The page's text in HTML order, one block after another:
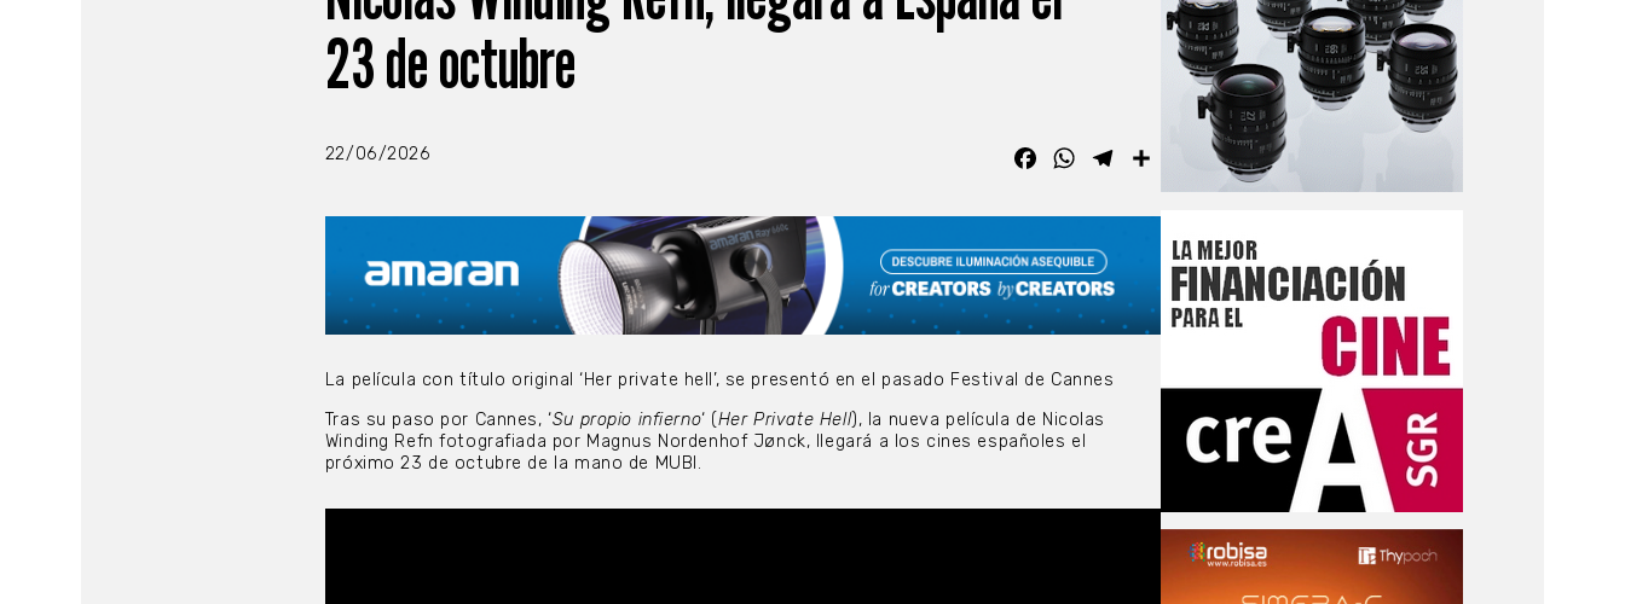
23 de octubre
22/06/2026 FacebookWhatsAppTelegramCompartir
La película con título original ‘Her private hell’, se presentó en el pasado Festival de Cannes
Tras su paso por Cannes, ‘Su propio infierno‘ (Her Private Hell), la nueva película de Nicolas
Winding Refn fotografiada por Magnus Nordenhof Jønck, llegará a los cines españoles el
próximo 23 de octubre de la mano de MUBI.